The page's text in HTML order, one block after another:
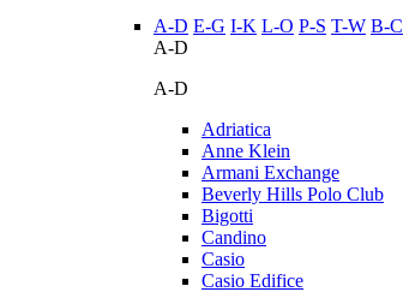
A-D E-G I-K L-O P-S T-W В-С
A-D
A-D
Adriatica
Anne Klein
Armani Exchange
Beverly Hills Polo Club
Bigotti
Candino
Casio
Casio Edifice